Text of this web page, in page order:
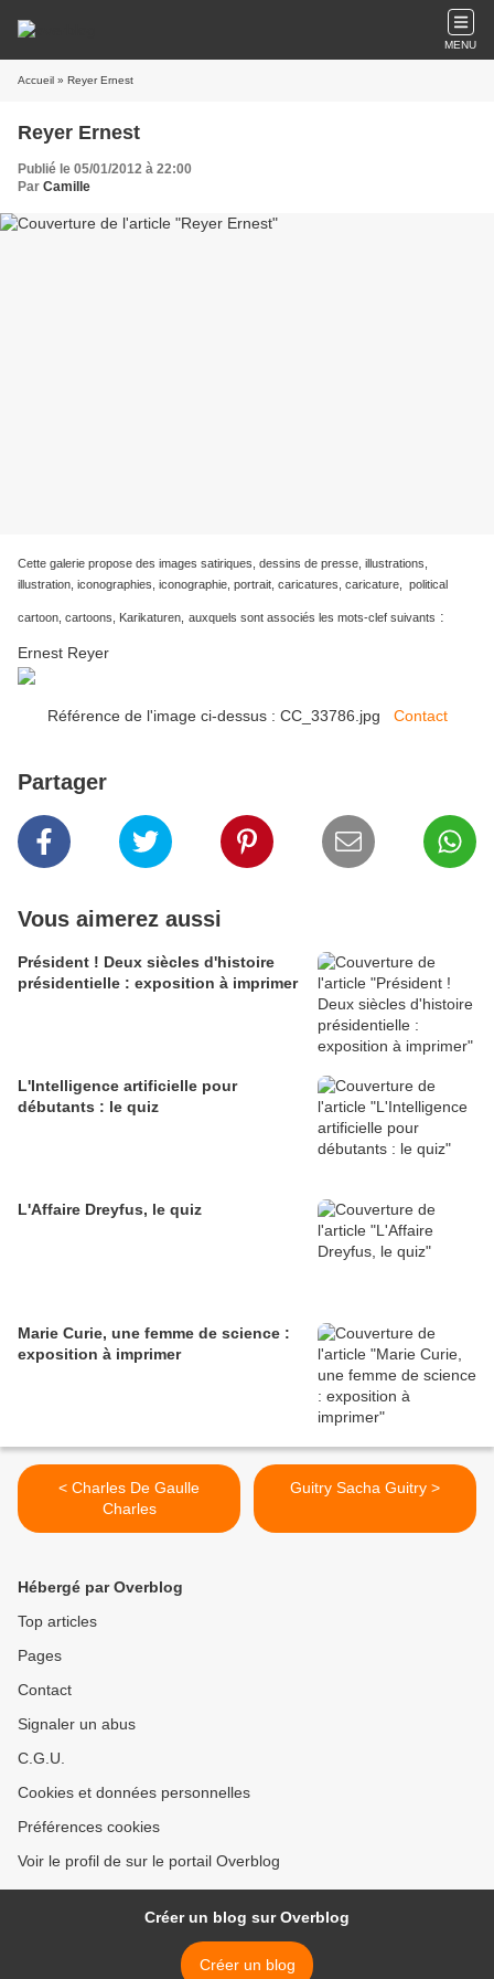
MENU
Accueil » Reyer Ernest
Reyer Ernest
Publié le 05/01/2012 à 22:00
Par Camille
Cette galerie propose des images satiriques, dessins de presse, illustrations,
illustration, iconographies, iconographie, portrait, caricatures, caricature, political
cartoon, cartoons, Karikaturen, auxquels sont associés les mots-clef suivants :
Ernest Reyer
Référence de l'image ci-dessus : CC_33786.jpg Contact
Partager
Vous aimerez aussi
Président ! Deux siècles d'histoire
présidentielle : exposition à imprimer
L'Intelligence artificielle pour
débutants : le quiz
L'Affaire Dreyfus, le quiz
Marie Curie, une femme de science :
exposition à imprimer
< Charles De Gaulle
Charles
Guitry Sacha Guitry >
Hébergé par Overblog
Top articles
Pages
Contact
Signaler un abus
C.G.U.
Cookies et données personnelles
Préférences cookies
Voir le profil de sur le portail Overblog
Créer un blog sur Overblog
Créer un blog